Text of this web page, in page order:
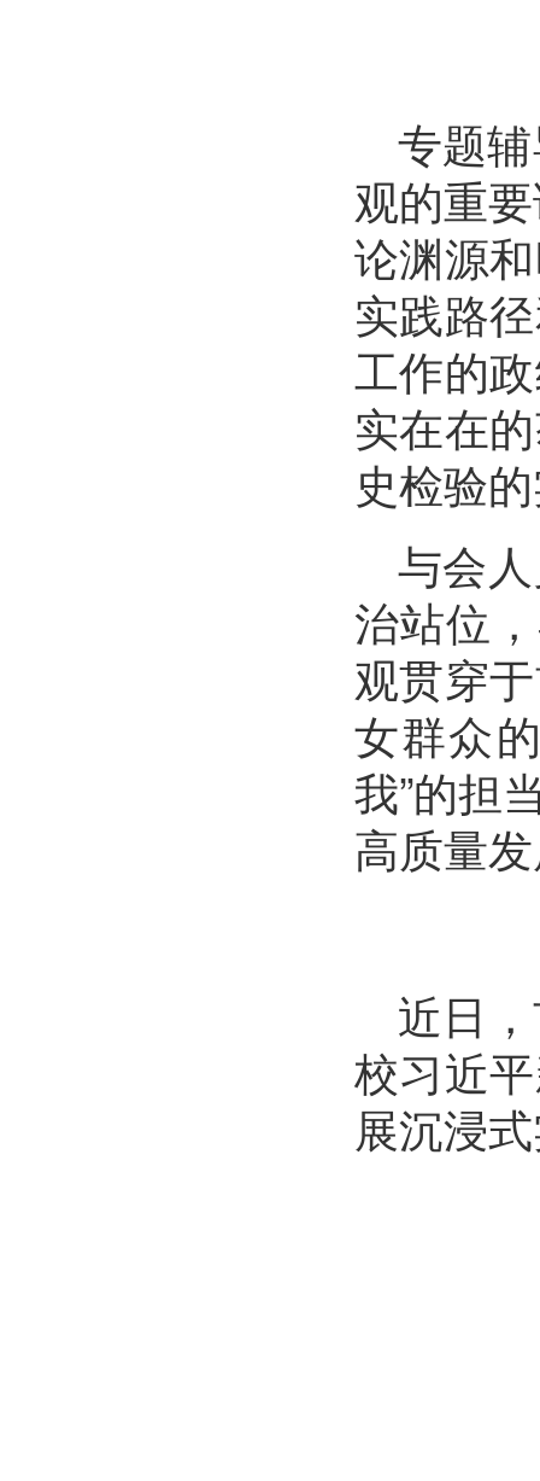
专题
观的重
论渊源
实践路
工作的
实在在
史检验
与会
治站位
观贯穿
女群众
我”的担
高质量
近日
校习近
展沉浸